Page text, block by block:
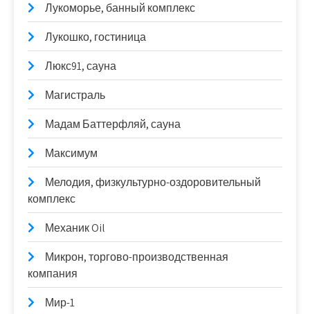
Лукоморье, банный комплекс
Лукошко, гостиница
Люкс91, сауна
Магистраль
Мадам Баттерфляй, сауна
Максимум
Мелодия, физкультурно-оздоровительный
комплекс
Механик Oil
Микрон, торгово-производственная
компания
Мир-1